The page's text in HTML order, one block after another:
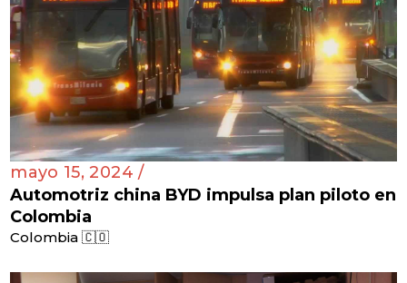
mayo 15, 2024 /
Automotriz china BYD impulsa plan piloto en
Colombia
Colombia 🇨🇴